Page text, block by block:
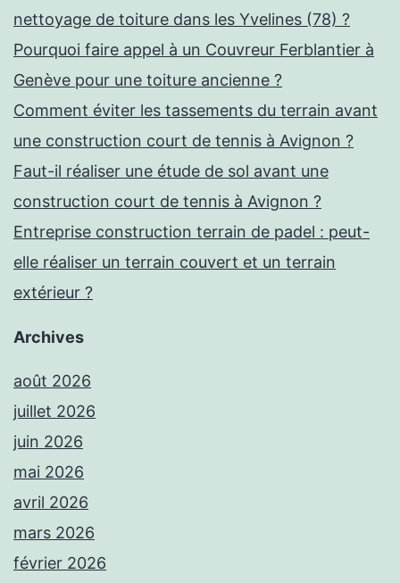
nettoyage de toiture dans les Yvelines (78) ?
Pourquoi faire appel à un Couvreur Ferblantier à
Genève pour une toiture ancienne ?
Comment éviter les tassements du terrain avant
une construction court de tennis à Avignon ?
Faut-il réaliser une étude de sol avant une
construction court de tennis à Avignon ?
Entreprise construction terrain de padel : peut-
elle réaliser un terrain couvert et un terrain
extérieur ?
Archives
août 2026
juillet 2026
juin 2026
mai 2026
avril 2026
mars 2026
février 2026